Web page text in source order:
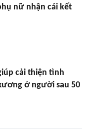
nữ nhận cái kết
cải thiện tình
ở người sau 50